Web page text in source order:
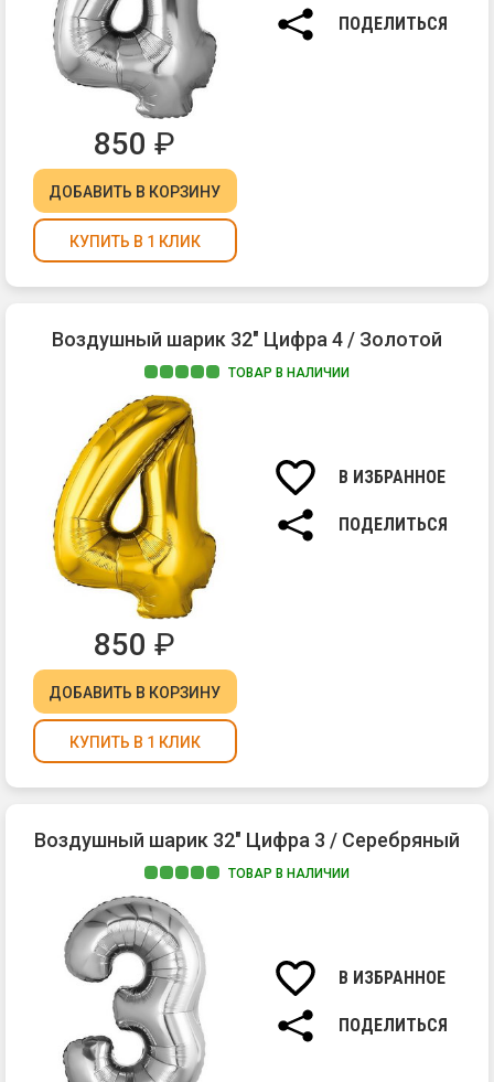
ПОДЕЛИТЬСЯ
850 ₽
ДОБАВИТЬ В КОРЗИНУ
КУПИТЬ В 1 КЛИК
Воздушный шарик 32" Цифра 4 / Золотой
ТОВАР В НАЛИЧИИ
В ИЗБРАННОЕ
ПОДЕЛИТЬСЯ
850 ₽
ДОБАВИТЬ В КОРЗИНУ
КУПИТЬ В 1 КЛИК
Воздушный шарик 32" Цифра 3 / Серебряный
ТОВАР В НАЛИЧИИ
В ИЗБРАННОЕ
ПОДЕЛИТЬСЯ